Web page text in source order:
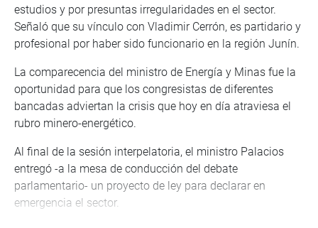
estudios y por presuntas irregularidades en el sector.
Señaló que su vínculo con Vladimir Cerrón, es partidario y
profesional por haber sido funcionario en la región Junín.
La comparecencia del ministro de Energía y Minas fue la
oportunidad para que los congresistas de diferentes
bancadas adviertan la crisis que hoy en día atraviesa el
rubro minero-energético.
Al final de la sesión interpelatoria, el ministro Palacios
entregó -a la mesa de conducción del debate
parlamentario- un proyecto de ley para declarar en
emergencia el sector.